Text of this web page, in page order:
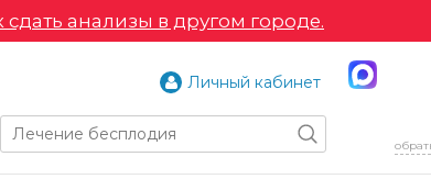
сдать анализы в другом городе.
Личный кабинет